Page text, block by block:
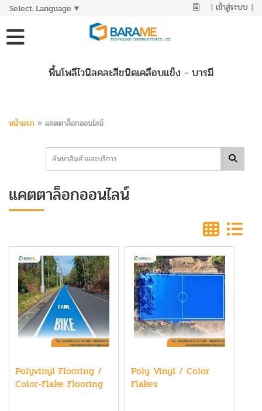
Select Language ▼ | เข้าสู่ระบบ |
พื้นโพลีไวนิลคละสีชนิดเคลือบแข็ง - บารมี
หน้าแรก » แคตตาล็อกออนไลน์
แคตตาล็อกออนไลน์
Polyvinyl Flooring /
Color-Flake Flooring
Poly Vinyl / Color
Flakes